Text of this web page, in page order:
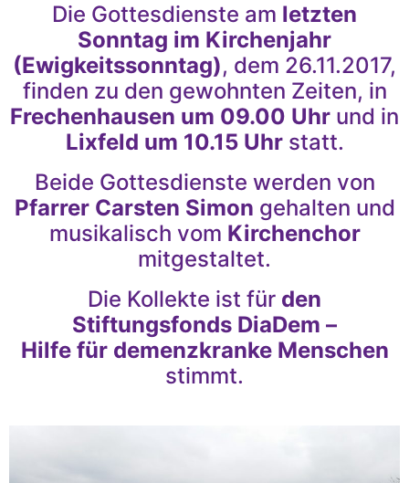
Die Gottesdienste am letzten
Sonntag im Kirchenjahr
(Ewigkeitssonntag), dem 26.11.2017,
finden zu den gewohnten Zeiten, in
Frechenhausen um 09.00 Uhr und in
Lixfeld um 10.15 Uhrstatt.
Beide Gottesdienste werden von
Pfarrer Carsten Simon gehalten und
musikalisch vom Kirchenchor
mitgestaltet.
Die Kollekte ist für den
Stiftungsfonds DiaDem –
Hilfe für demenzkranke Menschen
stimmt.